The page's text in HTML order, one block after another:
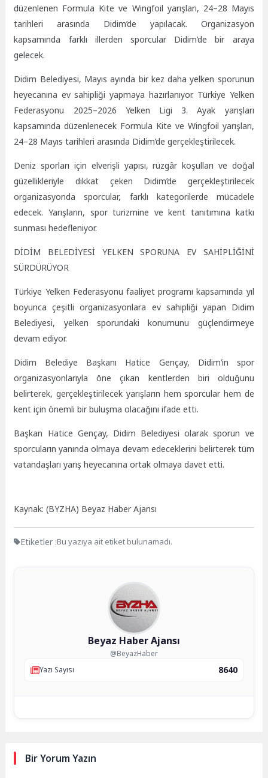
düzenlenen Formula Kite ve Wingfoil yarışları, 24–28 Mayıs
tarihleri arasında Didim’de yapılacak. Organizasyon
kapsamında farklı illerden sporcular Didim’de bir araya
gelecek.
Didim Belediyesi, Mayıs ayında bir kez daha yelken sporunun
heyecanına ev sahipliği yapmaya hazırlanıyor. Türkiye Yelken
Federasyonu 2025–2026 Yelken Ligi 3. Ayak yarışları
kapsamında düzenlenecek Formula Kite ve Wingfoil yarışları,
24–28 Mayıs tarihleri arasında Didim’de gerçekleştirilecek.
Deniz sporları için elverişli yapısı, rüzgâr koşulları ve doğal
güzellikleriyle dikkat çeken Didim’de gerçekleştirilecek
organizasyonda sporcular, farklı kategorilerde mücadele
edecek. Yarışların, spor turizmine ve kent tanıtımına katkı
sunması hedefleniyor.
DİDİM BELEDİYESİ YELKEN SPORUNA EV SAHİPLİĞİNİ
SÜRDÜRÜYOR
Türkiye Yelken Federasyonu faaliyet programı kapsamında yıl
boyunca çeşitli organizasyonlara ev sahipliği yapan Didim
Belediyesi, yelken sporundaki konumunu güçlendirmeye
devam ediyor.
Didim Belediye Başkanı Hatice Gençay, Didim’in spor
organizasyonlarıyla öne çıkan kentlerden biri olduğunu
belirterek, gerçekleştirilecek yarışların hem sporcular hem de
kent için önemli bir buluşma olacağını ifade etti.
Başkan Hatice Gençay, Didim Belediyesi olarak sporun ve
sporcuların yanında olmaya devam edeceklerini belirterek tüm
vatandaşları yarış heyecanına ortak olmaya davet etti.
Kaynak: (BYZHA) Beyaz Haber Ajansı
Etiketler :Bu yazıya ait etiket bulunamadı.
Beyaz Haber Ajansı
@BeyazHaber
Yazı Sayısı
8640
Bir Yorum Yazın